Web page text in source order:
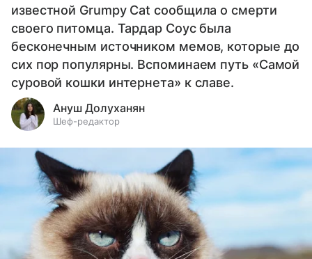
известной Grumpy Cat сообщила о смерти
своего питомца. Тардар Соус была
бесконечным источником мемов, которые до
сих пор популярны. Вспоминаем путь «Самой
суровой кошки интернета» к славе.
Ануш Долуханян
Шеф-редактор